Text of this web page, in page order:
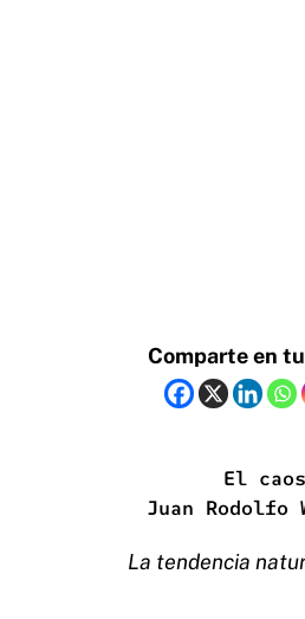
Comparte en
El caos
Juan Rodolfo
La tendencia